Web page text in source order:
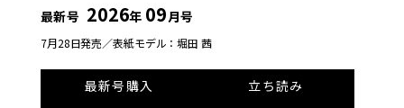
最新号 2026年 09月号
7月28日発売／表紙モデル：堀田 茜
最新号購入
立ち読み